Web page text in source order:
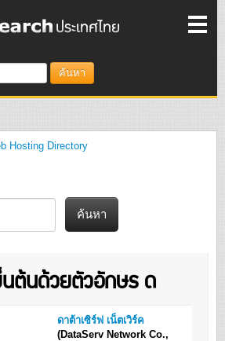
ค้นหา
Hosting Directory
ค้นหา
นต้นด้วยตัวอักษร ด
ดาต้าเซิร์ฟ เน็ตเวิร์ค
(DataServ Network Co.,